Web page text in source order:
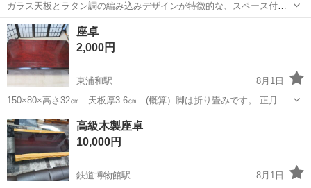
ガラス天板とラタン調の編み込みデザインが特徴的な、スペース付き
のローテーブルです。 - 素材: ラタン調樹脂、ガラス - 形状: 円形 - 特
徴: 内部スペース 愛猫、愛犬を見ながらくつろいだりご飯食べたり一
緒に過ごすこ...
埼玉 さいたま市
座卓
2,000円
東浦和駅
8月1日
150×80×高さ32㎝ 天板厚3.6㎝ (概算）脚は折り畳みです。 正月や
来客時に使用していましたが、近年はそんな機会も出番なく、写真5の
ようにケースカバーに入れて(収納時、厚さ10㎝）立掛け保管でしたの
で場所取り家具で...
埼玉 さいたま市 東浦和駅
高級木製座卓
10,000円
鉄道博物館駅
8月1日